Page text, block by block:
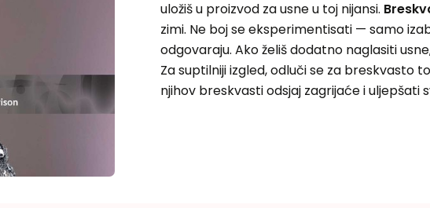
uložiš u proizvod za usne u toj nijansi.
zimi. Ne boj se eksperimentisati — samo
odgovaraju. Ako želiš dodatno naglasiti
Za suptilniji izgled, odluči se za breskvasto
njihov breskvasti odsjaj zagrijaće i uljepšati